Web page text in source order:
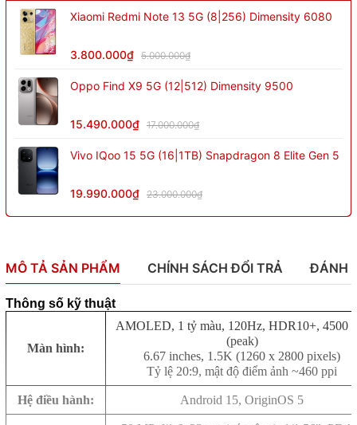
Xiaomi Redmi Note 13 5G (8|256) Dimensity 6080
3.800.000₫ 5.000.000₫
Oppo Find X9 5G (12|512) Dimensity 9500
15.490.000₫ 17.000.000₫
Vivo IQoo 15 5G (16|1TB) Snapdragon 8 Elite Gen 5
19.990.000₫ 23.000.000₫
MÔ TẢ SẢN PHẨM CHÍNH SÁCH ĐỔI TRẢ ĐÁNH
Thông số kỹ thuật
Màn hình:
AMOLED, 1 tỷ màu, 120Hz, HDR10+, 4500
(peak)
6.67 inches, 1.5K (1260 x 2800 pixels)
Tỷ lệ 20:9, mật độ điểm ảnh ~460 ppi
Hệ điều hành: Android 15, OriginOS 5